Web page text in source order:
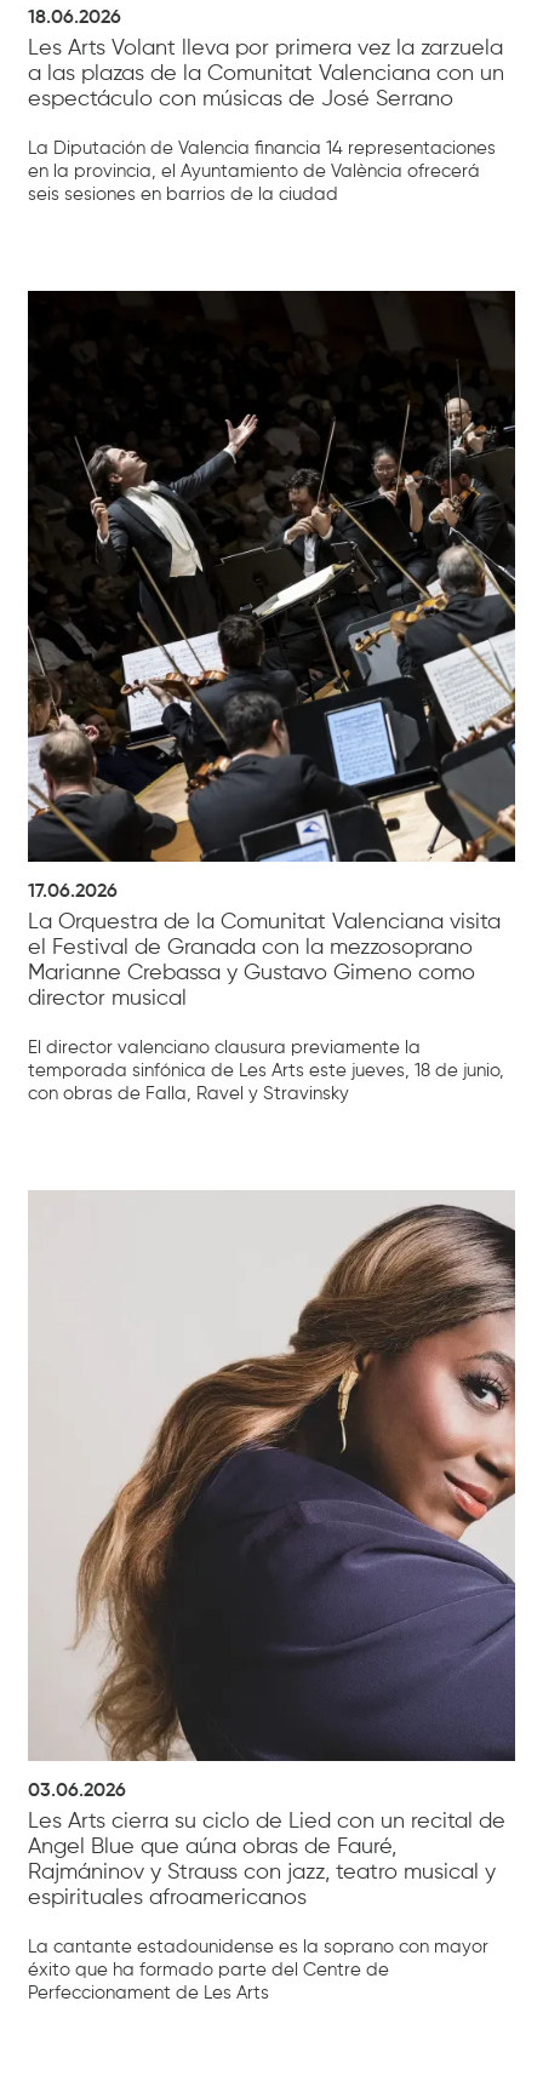
18.06.2026
Les Arts Volant lleva por primera vez la zarzuela
a las plazas de la Comunitat Valenciana con un
espectáculo con músicas de José Serrano
La Diputación de Valencia financia 14 representaciones
en la provincia, el Ayuntamiento de València ofrecerá
seis sesiones en barrios de la ciudad
17.06.2026
La Orquestra de la Comunitat Valenciana visita
el Festival de Granada con la mezzosoprano
Marianne Crebassa y Gustavo Gimeno como
director musical
El director valenciano clausura previamente la
temporada sinfónica de Les Arts este jueves, 18 de junio,
con obras de Falla, Ravel y Stravinsky
03.06.2026
Les Arts cierra su ciclo de Lied con un recital de
Angel Blue que aúna obras de Fauré,
Rajmáninov y Strauss con jazz, teatro musical y
espirituales afroamericanos
La cantante estadounidense es la soprano con mayor
éxito que ha formado parte del Centre de
Perfeccionament de Les Arts